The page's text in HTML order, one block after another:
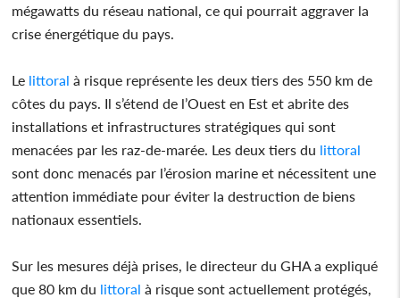
mégawatts du réseau national, ce qui pourrait aggraver la
crise énergétique du pays.
Le littoral à risque représente les deux tiers des 550 km de
côtes du pays. Il s’étend de l’Ouest en Est et abrite des
installations et infrastructures stratégiques qui sont
menacées par les raz-de-marée. Les deux tiers du littoral
sont donc menacés par l’érosion marine et nécessitent une
attention immédiate pour éviter la destruction de biens
nationaux essentiels.
Sur les mesures déjà prises, le directeur du GHA a expliqué
que 80 km du littoral à risque sont actuellement protégés,